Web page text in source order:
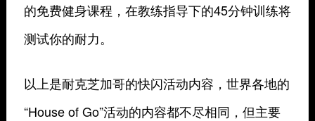
的免费健身课程，在教练指导下的45分钟训练将
测试你的耐力。
以上是耐克芝加哥的快闪活动内容，世界各地的
“House of Go”活动的内容都不尽相同，但主要